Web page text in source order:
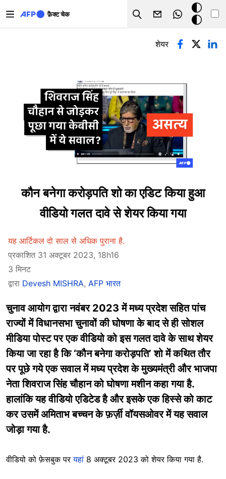
फ़ैक्ट चेक
Search
डार्क
मोड
प्राथमिक टैब्स
शेयर
कौन बनेगा करोड़पति शो का एडिट किया हुआ
वीडियो गलत दावे से शेयर किया गया
यह आर्टिकल दो साल से अधिक पुराना है.
प्रकाशित 31 अक्टूबर 2023, 18h16
3 मिनट
द्वारा Devesh MISHRA, AFP भारत
चुनाव आयोग द्वारा नवंबर 2023 में मध्य प्रदेश सहित पांच
राज्यों में विधानसभा चुनावों की घोषणा के बाद से ही सोशल
मीडिया पोस्ट पर एक वीडियो को इस गलत दावे के साथ शेयर
किया जा रहा है कि ‘कौन बनेगा करोड़पति’ शो में कथित तौर
पर पूछे गये एक सवाल में मध्य प्रदेश के मुख्यमंत्री और भाजपा
नेता शिवराज सिंह चौहान को घोषणा मशीन कहा गया है.
हालांकि यह वीडियो एडिटेड है और इसके एक हिस्से को काट
कर उसमें अमिताभ बच्चन के फ़र्ज़ी वॉयसओवर में यह सवाल
जोड़ा गया है.
वीडियो को फ़ेसबुक परयहां 8 अक्टूबर 2023 को शेयर किया गया है.